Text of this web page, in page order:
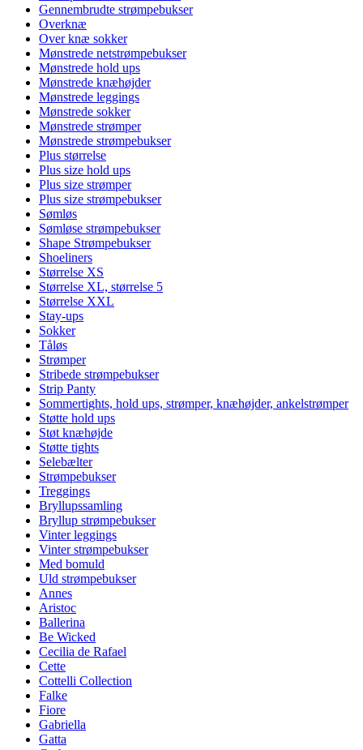
Gennembrudte strømpebukser
Overknæ
Over knæ sokker
Mønstrede netstrømpebukser
Mønstrede hold ups
Mønstrede knæhøjder
Mønstrede leggings
Mønstrede sokker
Mønstrede strømper
Mønstrede strømpebukser
Plus størrelse
Plus size hold ups
Plus size strømper
Plus size strømpebukser
Sømløs
Sømløse strømpebukser
Shape Strømpebukser
Shoeliners
Størrelse XS
Størrelse XL, størrelse 5
Størrelse XXL
Stay-ups
Sokker
Tåløs
Strømper
Stribede strømpebukser
Strip Panty
Sommertights, hold ups, strømper, knæhøjder, ankelstrømper
Støtte hold ups
Støt knæhøjde
Støtte tights
Selebælter
Strømpebukser
Treggings
Bryllupssamling
Bryllup strømpebukser
Vinter leggings
Vinter strømpebukser
Med bomuld
Uld strømpebukser
Annes
Aristoc
Ballerina
Be Wicked
Cecilia de Rafael
Cette
Cottelli Collection
Falke
Fiore
Gabriella
Gatta